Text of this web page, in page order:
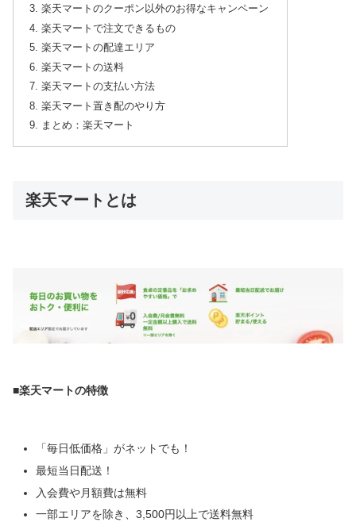
楽天マートのクーポン以外のお得なキャンペーン
楽天マートで注文できるもの
楽天マートの配達エリア
楽天マートの送料
楽天マートの支払い方法
楽天マート置き配のやり方
まとめ：楽天マート
楽天マートとは
■楽天マートの特徴
「毎日低価格」がネットでも！
最短当日配送！
入会費や月額費は無料
一部エリアを除き、3,500円以上で送料無料